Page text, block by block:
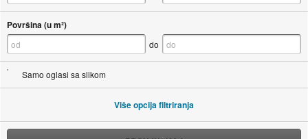
Površina (u m²)
do
Samo oglasi sa slikom
Više opcija filtriranja